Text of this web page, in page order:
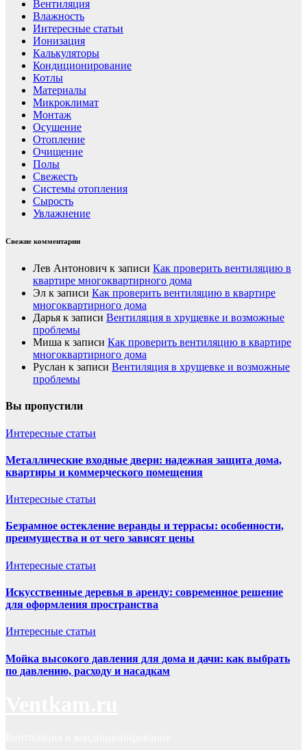
Вентиляция
Влажность
Интересные статьи
Ионизация
Калькуляторы
Кондиционирование
Котлы
Материалы
Микроклимат
Монтаж
Осушение
Отопление
Очищение
Полы
Свежесть
Системы отопления
Сырость
Увлажнение
Свежие комментарии
Лев Антонович к записи Как проверить вентиляцию в
квартире многоквартирного дома
Эл к записи Как проверить вентиляцию в квартире
многоквартирного дома
Дарья к записи Вентиляция в хрущевке и возможные
проблемы
Миша к записи Как проверить вентиляцию в квартире
многоквартирного дома
Руслан к записи Вентиляция в хрущевке и возможные
проблемы
Вы пропустили
Интересные статьи
Металлические входные двери: надежная защита дома,
квартиры и коммерческого помещения
Интересные статьи
Безрамное остекление веранды и террасы: особенности,
преимущества и от чего зависят цены
Интересные статьи
Искусственные деревья в аренду: современное решение
для оформления пространства
Интересные статьи
Мойка высокого давления для дома и дачи: как выбрать
по давлению, расходу и насадкам